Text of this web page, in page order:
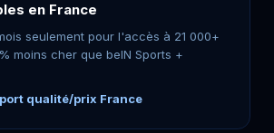
en France
seulement pour l'accès à 21 000+
moins cher que beIN Sports +
qualité/prix France